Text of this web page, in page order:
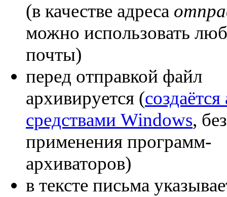
(в качестве адреса
можно использовать
почты)
перед отправкой файл
архивируется (
средствами Windows, без
применения программ-
архиваторов)
в тексте письма